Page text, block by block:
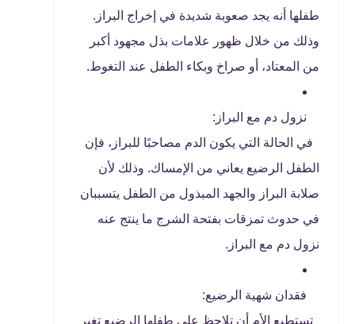
طفلها أنه يجد صعوبة شديدة في إخراج البراز.
وذلك من خلال ظهور علامات بذل مجهود أكبر
من المعتاد، أو صراخ وبكاء الطفل عند التغوط.
نزول دم مع البراز:
في الحالة التي يكون الدم مصاحبًا للبراز، فإن
الطفل الرضيع يعاني من الإمساك. وذلك لأن
صلابة البراز والجهد المبذول من الطفل يتسببان
في حدوث تمزقات بفتحة الشرج ما ينتج عنه
نزول دم مع البراز.
فقدان شهية الرضيع:
تستطيع الأم أن تلاحظ على طفلها الرضيع تغير